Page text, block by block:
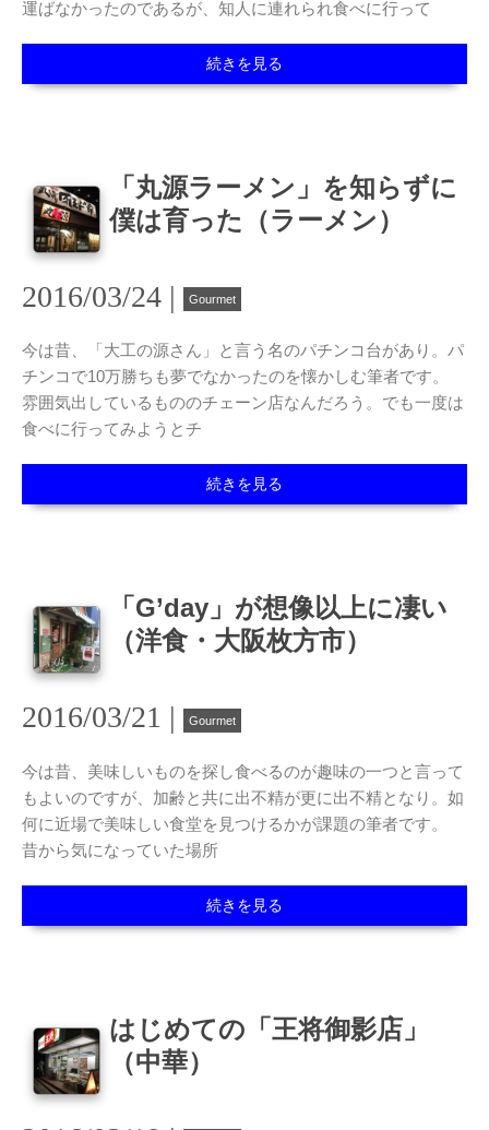
運ばなかったのであるが、知人に連れられ食べに行って
続きを見る
「丸源ラーメン」を知らずに
僕は育った（ラーメン）
2016/03/24 | Gourmet
今は昔、「大工の源さん」と言う名のパチンコ台があり。パ
チンコで10万勝ちも夢でなかったのを懐かしむ筆者です。
雰囲気出しているもののチェーン店なんだろう。でも一度は
食べに行ってみようとチ
続きを見る
「G’day」が想像以上に凄い
（洋食・大阪枚方市）
2016/03/21 | Gourmet
今は昔、美味しいものを探し食べるのが趣味の一つと言って
もよいのですが、加齢と共に出不精が更に出不精となり。如
何に近場で美味しい食堂を見つけるかが課題の筆者です。
昔から気になっていた場所
続きを見る
はじめての「王将御影店」
（中華）